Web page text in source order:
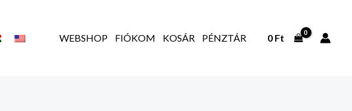
WEBSHOP FIÓKOM KOSÁR PÉNZTÁR 0 Ft